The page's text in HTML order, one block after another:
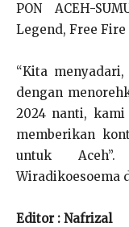
PON ACEH-
Legend, Free Fire
“Kita
dengan
2024 nanti,
memberikan
untuk
Wiradikoesoema
Editor : Nafrizal